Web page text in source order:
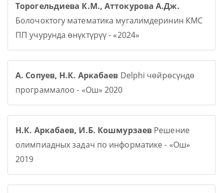
Торогельдиева К.М., Аттокурова А.Дж.
Болочоктогу математика мугалимдеринин КМС
ПП учурунда өнүктүрүү - «2024»
А. Сопуев, Н.К. Аркабаев Delphi чөйрөсүндө
программалоо - «Ош» 2020
Н.К. Аркабаев, И.Б. Кошмурзаев Решение
олимпиадных задач по информатике - «Ош»
2019